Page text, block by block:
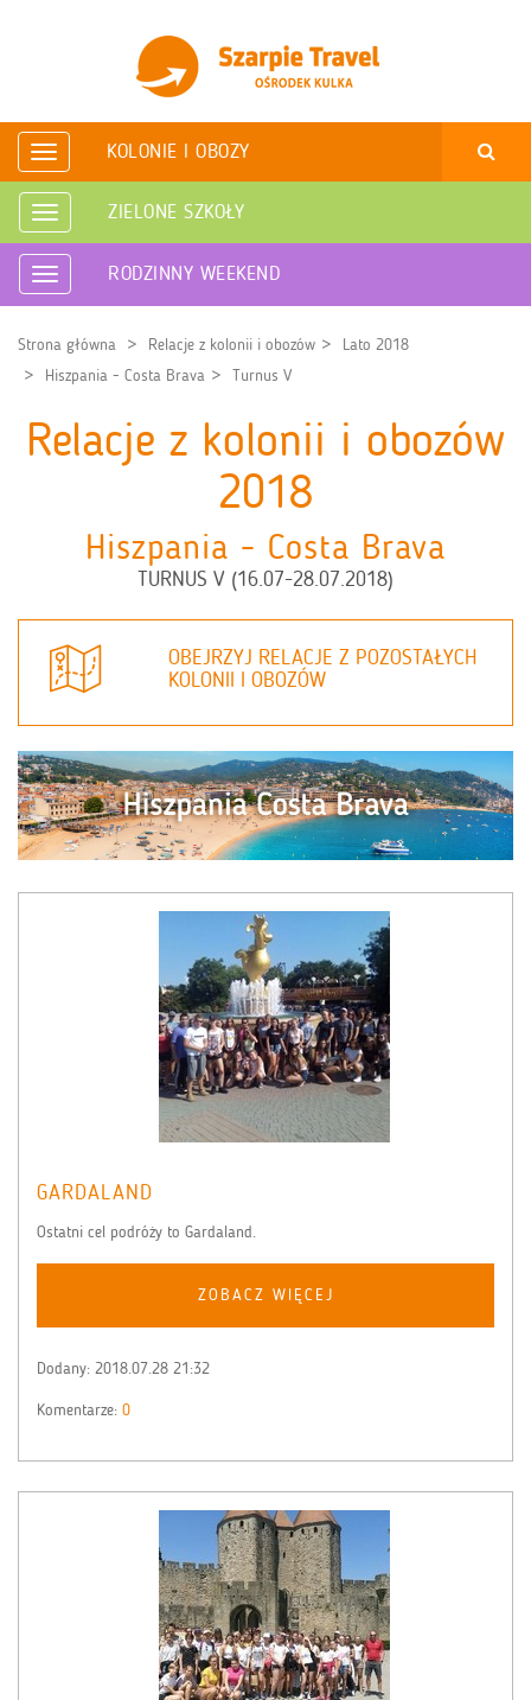
Rozwiń
nawigację
KOLONIE I OBOZY
Rozwiń
nawigację
ZIELONE SZKOŁY
Rozwiń
nawigację
RODZINNY WEEKEND
Strona główna Relacje z kolonii i obozów
Lato 2018
Hiszpania - Costa Brava
Turnus V
Relacje z kolonii i obozów
2018
Hiszpania - Costa Brava
TURNUS V (16.07-28.07.2018)
OBEJRZYJ RELACJE Z POZOSTAŁYCH
KOLONII I OBOZÓW
GARDALAND
Ostatni cel podróży to Gardaland.
ZOBACZ WIĘCEJ
Dodany: 2018.07.28 21:32
Komentarze: 0